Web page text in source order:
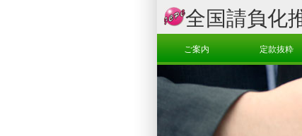
全国請負化
ご案内 定款抜粋